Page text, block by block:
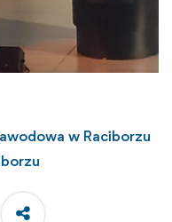
w Raciborzu